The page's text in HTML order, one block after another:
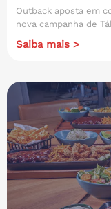
Outback aposta em
nova campanha de
Saiba mais >